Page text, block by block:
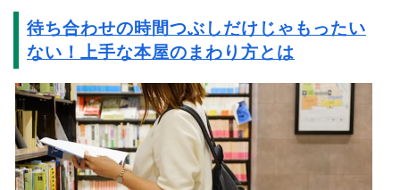
待ち合わせの時間つぶしだけじゃもったい
ない！上手な本屋のまわり方とは